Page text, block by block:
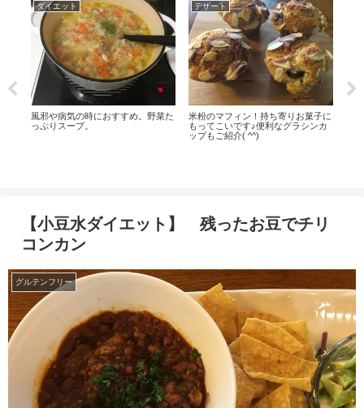
ダイエット
風邪や病気の時におすすめ。野菜た
っぷりスープ。
デザート
米粉のマフィン！持ち寄りお菓子に
もってこいです♪便利なグラシンカ
ップもご紹介( ^^)
【小豆水ダイエット】 残ったお豆でチリ
コンカン
グルテンフリー